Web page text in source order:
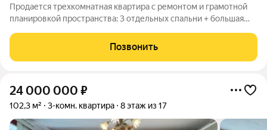
Продается трехкомнатная квартира с ремонтом и грамотной
планировкой пространства: 3 отдельных спальни + большая
спальня со своим туалетом и душем. Квартира готова к
проживанию, оборудована
Позвонить
24 000 000 ₽
102,3 м² 3-комн. квартира 8 этаж из 17